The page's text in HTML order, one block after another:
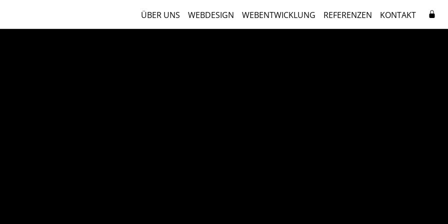
ÜBER UNS WEBDESIGN WEBENTWICKLUNG REFERENZEN KONTAKT